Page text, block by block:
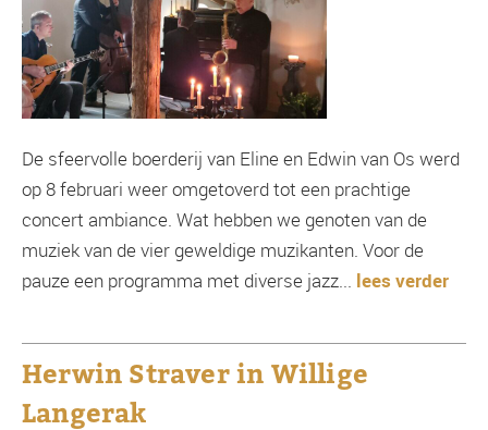
De sfeervolle boerderij van Eline en Edwin van Os werd
op 8 februari weer omgetoverd tot een prachtige
concert ambiance. Wat hebben we genoten van de
muziek van de vier geweldige muzikanten. Voor de
pauze een programma met diverse jazz... lees verder
Herwin Straver in Willige
Langerak